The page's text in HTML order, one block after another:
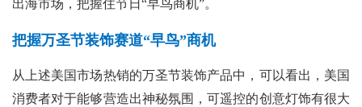
出海市场，把握住节日“早鸟商机”。
把握万圣节装饰赛道“早鸟”商机
从上述美国市场热销的万圣节装饰产品中，可以看出，美国
消费者对于能够营造出神秘氛围，可遥控的创意灯饰有很大